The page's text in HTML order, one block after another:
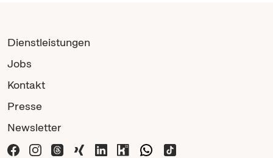
Dienstleistungen
Jobs
Kontakt
Presse
Newsletter